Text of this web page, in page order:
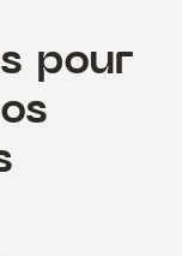
pour